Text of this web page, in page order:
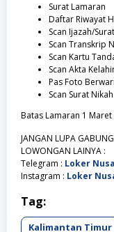
Surat Lamaran
Daftar Riwayat
Scan Ijazah/
Scan Transkrip
Scan Kartu
Scan Akta
Pas Foto
Scan Surat
Batas Lamaran 1 Maret
JANGAN LUPA
LOWONGAN LAINYA :
Telegram : Loker
Instagram : Loker
Tag:
Kalimantan Timur